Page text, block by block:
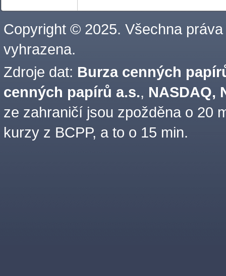
Copyright © 2025. Všechna práva
vyhrazena.
Zdroje dat: Burza cenných
cenných papírů a.s., NASDAQ,
ze zahraničí jsou zpožděna o 20
kurzy z BCPP, a to o 15 min.